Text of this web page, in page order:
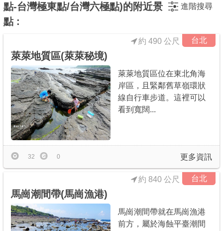
好康優惠
最新留言
商家合作
推薦景點
聯絡我們
點-台灣極東點/台灣六極點)的附近景
點 :
進階搜尋
台北
約 490 公尺
萊萊地質區(萊萊秘境)
萊萊地質區位在東北角海
岸區，且緊鄰舊草嶺環狀
線自行車步道。這裡可以
看到寬闊...
更多資訊
32 0
台北
約 840 公尺
馬崗潮間帶(馬崗漁港)
馬崗潮間帶就在馬崗漁港
前方，屬於海蝕平臺潮間